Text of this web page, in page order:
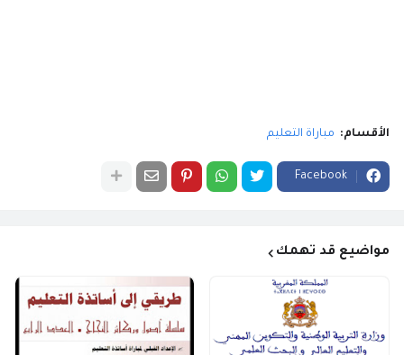
الأقسام: مباراة التعليم
Facebook
مواضيع قد تهمك